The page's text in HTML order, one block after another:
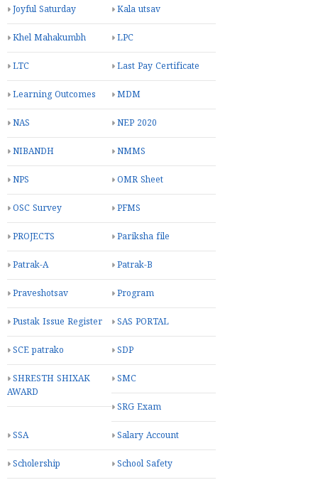
Joyful Saturday Kala utsav
Khel Mahakumbh LPC
LTC Last Pay Certificate
Learning Outcomes MDM
NAS NEP 2020
NIBANDH NMMS
NPS OMR Sheet
OSC Survey PFMS
PROJECTS Pariksha file
Patrak-A Patrak-B
Praveshotsav Program
Pustak Issue Register SAS PORTAL
SCE patrako SDP
SHRESTH SHIXAK
AWARD
SMC
SRG Exam
SSA Salary Account
Scholership School Safety